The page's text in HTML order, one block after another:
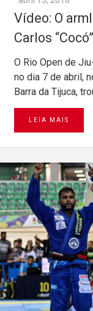
Vídeo: O
Carlos
O Rio Open de
no dia 7 de abril,
Barra da Tijuca,
LEIA MAIS